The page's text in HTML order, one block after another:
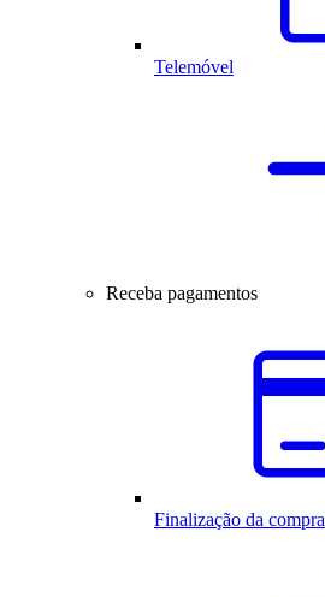
Telemóvel
Receba pagamentos
Finalização da compra